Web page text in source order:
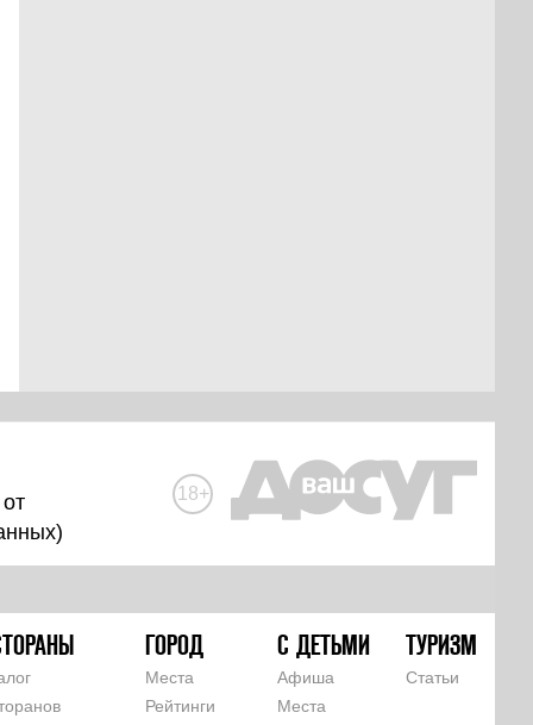
)
18+
ГОРОД
Места
Рейтинги
С ДЕТЬМИ
Афиша
Места
ТУРИЗМ
Статьи